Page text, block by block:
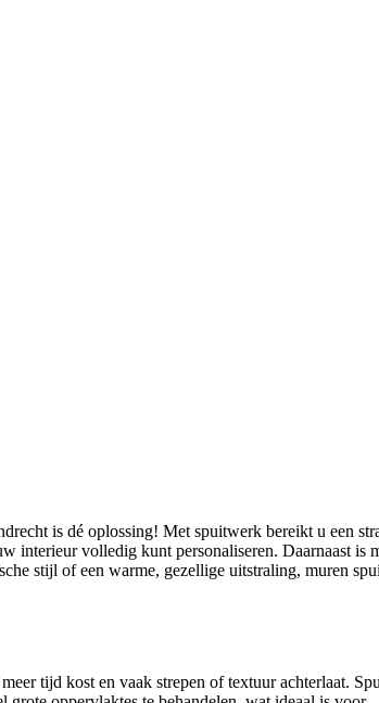
is dé oplossing! Met spuitwerk bereikt u een
interieur volledig kunt personaliseren. Daarnaast is
stijl of een warme, gezellige uitstraling, muren
tijd kost en vaak strepen of textuur achterlaat.